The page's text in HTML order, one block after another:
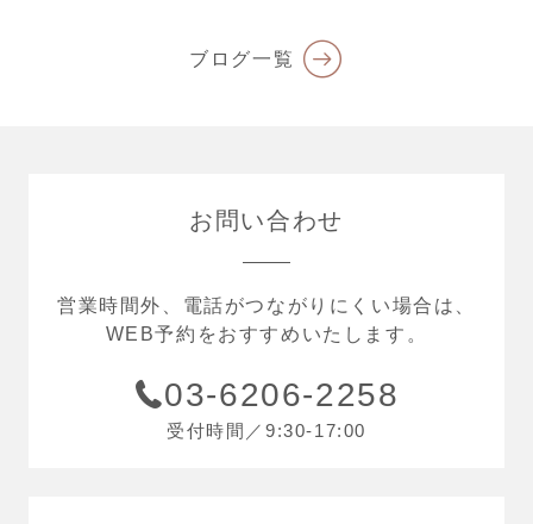
ブログ一覧
お問い合わせ
営業時間外、電話がつながりにくい場合は、
WEB予約をおすすめいたします。
03-6206-2258
受付時間／9:30-17:00